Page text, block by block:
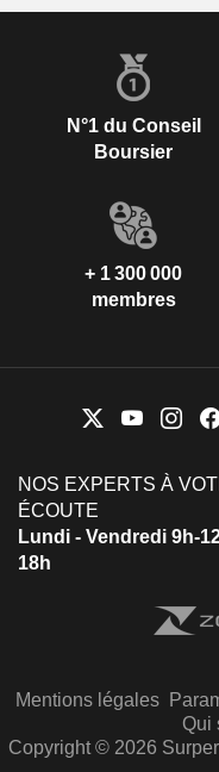
N°1 du Conseil
Boursier
+ 1 300 000
membres
NOS EXPERTS À
ÉCOUTE
Lundi - Vendredi 9h-
18h
Mentions légales
Qui
Copyright © 2026